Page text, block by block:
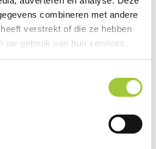
combineren met andere
verstrekt of die ze hebben
uw gebruik van hun services.